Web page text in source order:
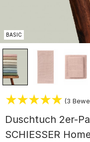
BASIC
(3
Duschtuch 2er-
SCHIESSER